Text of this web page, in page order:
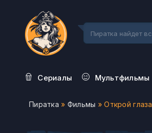
Сериалы Мультфильмы
Пиратка » Фильмы » Открой глаза